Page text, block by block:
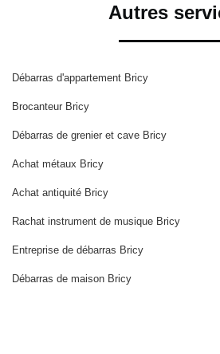
Autres
Débarras d'appartement Bricy
Brocanteur Bricy
Débarras de grenier et cave Bricy
Achat métaux Bricy
Achat antiquité Bricy
Rachat instrument de musique Bricy
Entreprise de débarras Bricy
Débarras de maison Bricy